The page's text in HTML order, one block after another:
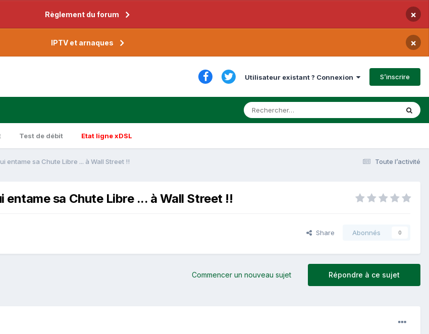
Règlement du forum ×
IPTV et arnaques ×
Utilisateur existant ? Connexion S’inscrire
Test de débit Etat ligne xDSL
Toute l’activité
entame sa Chute Libre ... à Wall Street !!
sa Chute Libre ... à Wall Street !!
Share Abonnés 0
Répondre à ce sujet
Commencer un nouveau sujet